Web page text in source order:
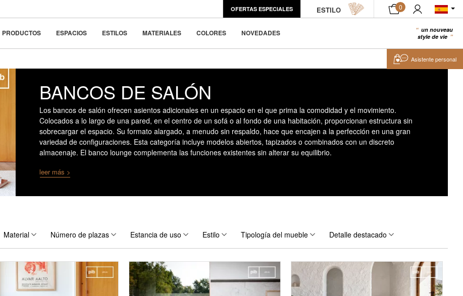
OFERTAS ESPECIALES ESTILO 0
la belleza en la
PRODUCTOS ESPACIOS ESTILOS MATERIALES COLORES NOVEDADES
un nouveau
style de vie
BANCOS DE SALÓN
Los bancos de salón ofrecen asientos adicionales en un espacio en el que prima la comodidad y el movimiento.
Colocados a lo largo de una pared, en el centro de un sofá o al fondo de una habitación, proporcionan estructura sin
sobrecargar el espacio. Su formato alargado, a menudo sin respaldo, hace que encajen a la perfección en una gran
variedad de configuraciones. Esta categoría incluye modelos abiertos, tapizados o combinados con un discreto
almacenaje. El banco lounge complementa las funciones existentes sin alterar su equilibrio.
leer más >
Material Número de plazas Estancia de uso Estilo Tipología del mueble Detalle destacado
Asistente personal